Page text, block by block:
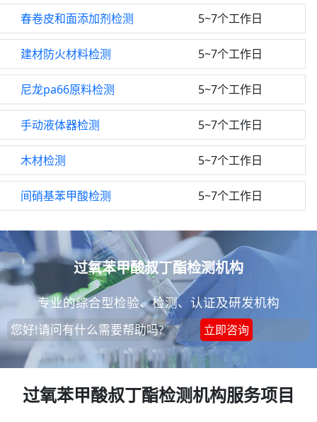
春卷皮和面添加剂检测 5~7个工作日
建材防火材料检测 5~7个工作日
尼龙pa66原料检测 5~7个工作日
手动液体器检测 5~7个工作日
木材检测 5~7个工作日
间硝基苯甲酸检测 5~7个工作日
过氧苯甲酸叔丁酯检测机构
专业的综合型检验、检测、认证及研发机构
您好!请问有什么需要帮助吗? 立即咨询
过氧苯甲酸叔丁酯检测机构服务项目